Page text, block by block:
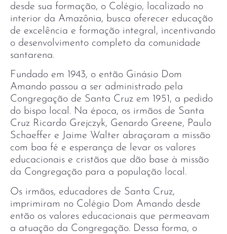
desde sua formação, o Colégio, localizado no
interior da Amazônia, busca oferecer educação
de excelência e formação integral, incentivando
o desenvolvimento completo da comunidade
santarena.
Fundado em 1943, o então Ginásio Dom
Amando passou a ser administrado pela
Congregação de Santa Cruz em 1951, a pedido
do bispo local. Na época, os irmãos de Santa
Cruz Ricardo Grejczyk, Genardo Greene, Paulo
Schaeffer e Jaime Walter abraçaram a missão
com boa fé e esperança de levar os valores
educacionais e cristãos que dão base à missão
da Congregação para a população local.
Os irmãos, educadores de Santa Cruz,
imprimiram no Colégio Dom Amando desde
então os valores educacionais que permeavam
a atuação da Congregação. Dessa forma, o